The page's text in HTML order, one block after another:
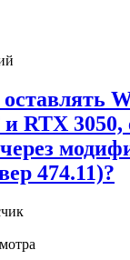
RTX 3050,
через
474.11)?